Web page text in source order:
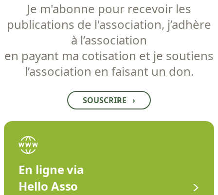
Je m'abonne pour recevoir les
publications de l'association, j’adhère
à l’association
en payant ma cotisation et je soutiens
l’association en faisant un don.
SOUSCRIRE ›
En ligne via
Hello Asso